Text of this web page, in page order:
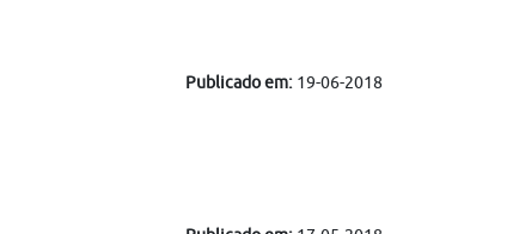
Publicado em:19-06-2018